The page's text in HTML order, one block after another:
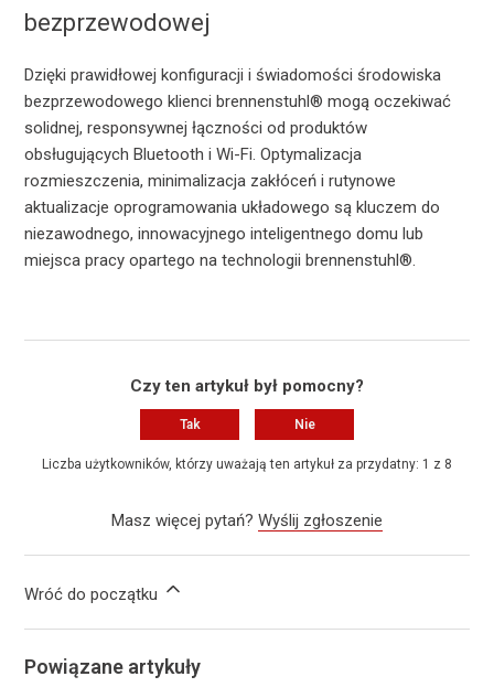
bezprzewodowej
Dzięki prawidłowej konfiguracji i świadomości środowiska
bezprzewodowego klienci brennenstuhl® mogą oczekiwać
solidnej, responsywnej łączności od produktów
obsługujących Bluetooth i Wi-Fi. Optymalizacja
rozmieszczenia, minimalizacja zakłóceń i rutynowe
aktualizacje oprogramowania układowego są kluczem do
niezawodnego, innowacyjnego inteligentnego domu lub
miejsca pracy opartego na technologii brennenstuhl®.
Czy ten artykuł był pomocny?
Tak Nie
Liczba użytkowników, którzy uważają ten artykuł za przydatny: 1 z 8
Masz więcej pytań? Wyślij zgłoszenie
Wróć do początku
Powiązane artykuły